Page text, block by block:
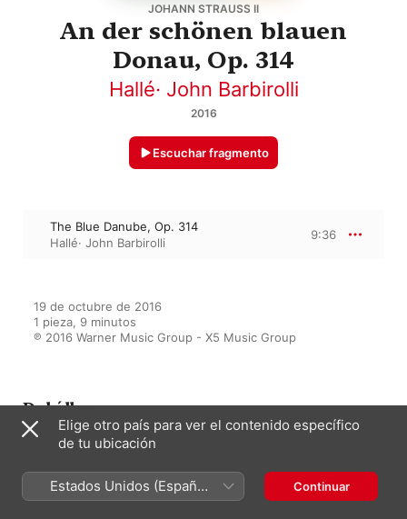
JOHANN STRAUSS II
An der schönen blauen
Donau, Op. 314
Hallé· John Barbirolli
2016
Escuchar fragmento
The Blue Danube, Op. 314
Hallé· John Barbirolli
9:36
19 de octubre de 2016
1 pieza, 9 minutos
℗ 2016 Warner Music Group - X5 Music Group
Del álbum
Classical Music Hits
Varios artistas
Elige otro país para ver el contenido específico
de tu ubicación
Estados Unidos (Español
México)
Continuar